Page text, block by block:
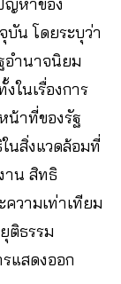
น โดยระบุว่า
อำนาจนิยม
ในเรื่องการ
น้าที่ของรัฐ
นสิ่งแวดล้อมที่
าน สิทธิ
วามเท่าเทียม
ติธรรม
แสดงออก